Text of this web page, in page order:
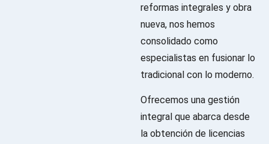
reformas integrales y obra
nueva, nos hemos
consolidado como
especialistas en fusionar lo
tradicional con lo moderno.
Ofrecemos una gestión
integral que abarca desde
la obtención de licencias